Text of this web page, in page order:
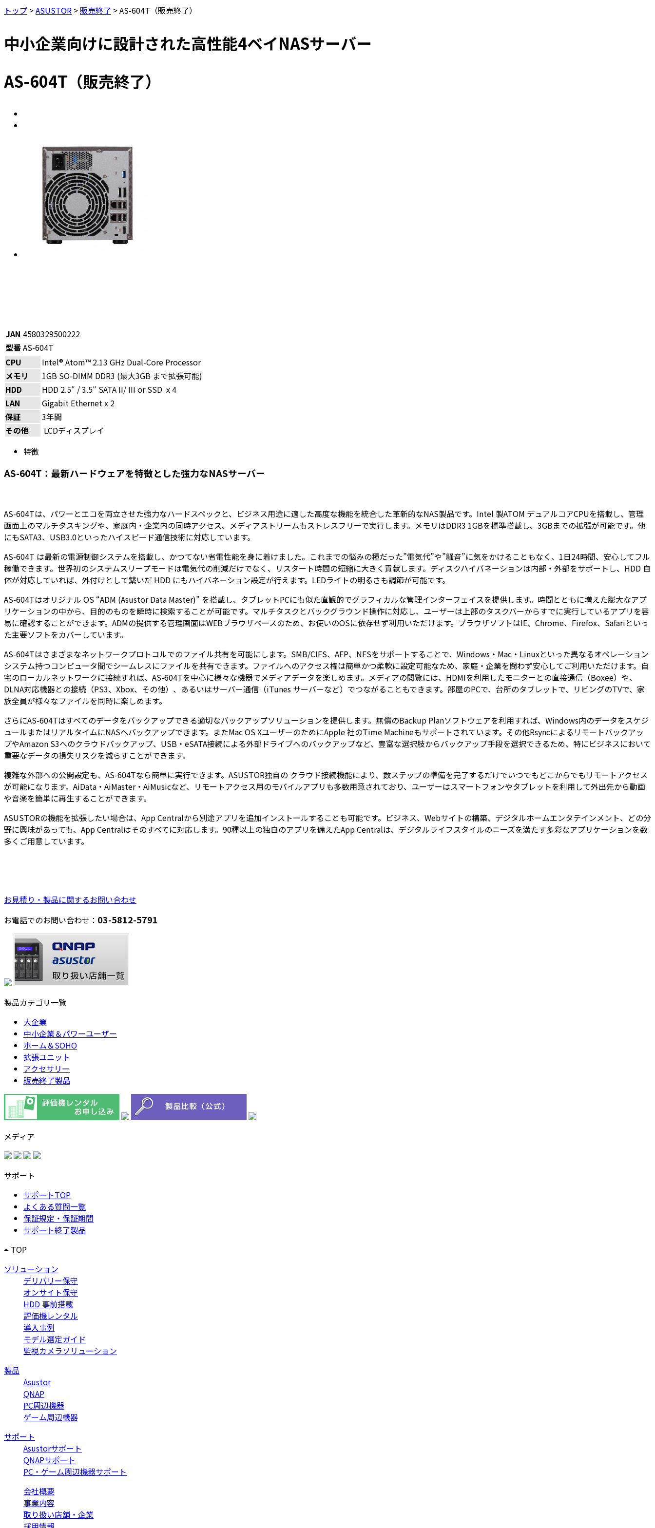
トップ >ASUSTOR >販売終了 >AS-604T（販売終了）
中小企業向けに設計された高性能4ベイNASサーバー
AS-604T（販売終了）
JAN 4580329500222
型番AS-604T
CPU
Intel® Atom™ 2.13 GHz Dual-Core Processor
メモリ
1GB SO-DIMM DDR3 (最大3GB まで拡張可能)
HDD
HDD 2.5″ / 3.5″ SATA II/ III or SSD x 4
LAN
Gigabit Ethernet x 2
保証
3年間
その他
LCDディスプレイ
特徴
AS-604T：最新ハードウェアを特徴とした強力なNASサーバー
AS-604Tは、パワーとエコを両立させた強力なハードスペックと、ビジネス用途に適した高度な機能を統合した革新的なNAS製品です。Intel 製ATOM デュアルコアCPUを搭載し、管理
画面上のマルチタスキングや、家庭内・企業内の同時アクセス、メディアストリームもストレスフリーで実行します。メモリはDDR3 1GBを標準搭載し、3GBまでの拡張が可能です。他
にもSATA3、USB3.0といったハイスピード通信技術に対応しています。
AS-604T は最新の電源制御システムを搭載し、かつてない省電性能を身に着けました。これまでの悩みの種だった”電気代”や”騒音”に気をかけることもなく、1日24時間、安心してフル
稼働できます。世界初のシステムスリープモードは電気代の削減だけでなく、リスタート時間の短縮に大きく貢献します。ディスクハイバネーションは内部・外部をサポートし、HDD 自
体が対応していれば、外付けとして繋いだ HDD にもハイバネーション設定が行えます。LEDライトの明るさも調節が可能です。
AS-604Tはオリジナル OS “ADM (Asustor Data Master)” を搭載し、タブレットPCにも似た直観的でグラフィカルな管理インターフェイスを提供します。時間とともに増えた膨大なアプ
リケーションの中から、目的のものを瞬時に検索することが可能です。マルチタスクとバックグラウンド操作に対応し、ユーザーは上部のタスクバーからすでに実行しているアプリを容
易に確認することができます。ADMの提供する管理画面はWEBブラウザベースのため、お使いのOSに依存せず利用いただけます。ブラウザソフトはIE、Chrome、Firefox、Safariといっ
た主要ソフトをカバーしています。
AS-604Tはさまざまなネットワークプロトコルでのファイル共有を可能にします。SMB/CIFS、AFP、NFSをサポートすることで、Windows・Mac・Linuxといった異なるオペレーション
システム持つコンピュータ間でシームレスにファイルを共有できます。ファイルへのアクセス権は簡単かつ柔軟に設定可能なため、家庭・企業を問わず安心してご利用いただけます。自
宅のローカルネットワークに接続すれば、AS-604Tを中心に様々な機器でメディアデータを楽しめます。メディアの閲覧には、HDMIを利用したモニターとの直接通信（Boxee）や、
DLNA対応機器との接続（PS3、Xbox、その他）、あるいはサーバー通信（iTunes サーバーなど）でつながることもできます。部屋のPCで、台所のタブレットで、リビングのTVで、家
族全員が様々なファイルを同時に楽しめます。
さらにAS-604Tはすべてのデータをバックアップできる適切なバックアップソリューションを提供します。無償のBackup Planソフトウェアを利用すれば、Windows内のデータをスケジ
ュールまたはリアルタイムにNASへバックアップできます。またMac OS XユーザーのためにApple 社のTime Machineもサポートされています。その他Rsyncによるリモートバックアッ
プやAmazon S3へのクラウドバックアップ、USB・eSATA接続による外部ドライブへのバックアップなど、豊富な選択肢からバックアップ手段を選択できるため、特にビジネスにおいて
重要なデータの損失リスクを減らすことができます。
複雑な外部への公開設定も、AS-604Tなら簡単に実行できます。ASUSTOR独自の クラウド接続機能により、数ステップの準備を完了するだけでいつでもどこからでもリモートアクセス
が可能になります。AiData・AiMaster・AiMusicなど、リモートアクセス用のモバイルアプリも多数用意されており、ユーザーはスマートフォンやタブレットを利用して外出先から動画
や音楽を簡単に再生することができます。
ASUSTORの機能を拡張したい場合は、App Centralから別途アプリを追加インストールすることも可能です。ビジネス、Webサイトの構築、デジタルホームエンタテインメント、どの分
野に興味があっても、App Centralはそのすべてに対応します。90種以上の独自のアプリを備えたApp Centralは、デジタルライフスタイルのニーズを満たす多彩なアプリケーションを数
多くご用意しています。
お見積り・製品に関するお問い合わせ
お電話でのお問い合わせ： 03-5812-5791
製品カテゴリ一覧
大企業
中小企業＆パワーユーザー
ホーム＆SOHO
拡張ユニット
アクセサリー
販売終了製品
メディア
サポート
サポートTOP
よくある質問一覧
保証規定・保証期間
サポート終了製品
TOP
ソリューション
デリバリー保守
オンサイト保守
HDD 事前搭載
評価機レンタル
導入事例
モデル選定ガイド
監視カメラソリューション
製品
Asustor
QNAP
PC周辺機器
ゲーム周辺機器
サポート
Asustorサポート
QNAPサポート
PC・ゲーム周辺機器サポート
会社概要
事業内容
取り扱い店舗・企業